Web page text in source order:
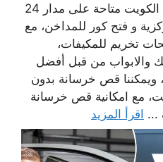
خدمات شركة قص خرسانة الكويت متاحة على مدار 24
و فتح كور للمداخن، مع
تخريم للمكيفات،
والابواب من قبل أفضل
قص خرسانة بدون
مع امكانية قص خرسانة
... اقرأ المزيد